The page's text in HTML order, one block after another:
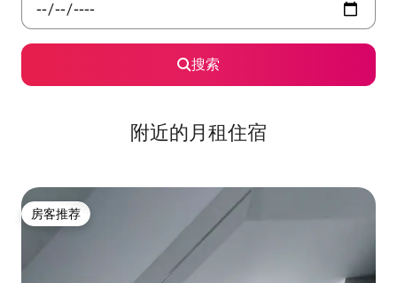
搜索
附近的月租住宿
房客推荐
房客推荐